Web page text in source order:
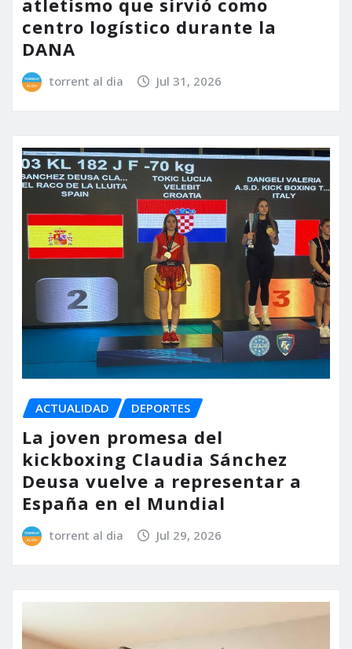
centro logístico durante la
DANA
torrent al dia Jul 31, 2026
ACTUALIDAD DEPORTES
La joven promesa del
kickboxing Claudia Sánchez
Deusa vuelve a representar a
España en el Mundial
torrent al dia Jul 29, 2026